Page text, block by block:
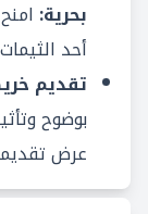
بحرية:
أحد
تقديم
بوضوح
عرض